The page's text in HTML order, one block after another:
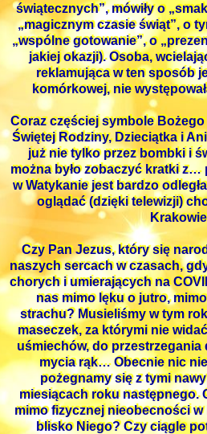
świątecznych”, mówiły o
„magicznym czasie świąt”, o
„wspólne gotowanie”, o
jakiej okazji). Osoba,
reklamująca w ten sposób
komórkowej, nie
Coraz częściej symbole
Świętej Rodziny, Dzieciątka i
już nie tylko przez bombki i
można było zobaczyć kratki z…
w Watykanie jest bardzo
oglądać (dzięki telewizji)
Czy Pan Jezus, który się
naszych sercach w czasach,
chorych i umierających na
nas mimo lęku o jutro,
strachu? Musieliśmy w tym
maseczek, za którymi nie
uśmiechów, do
mycia rąk… Obecnie nic
pożegnamy się z tymi
miesiącach roku następnego.
mimo fizycznej nieobecności w
blisko Niego? Czy ciągle